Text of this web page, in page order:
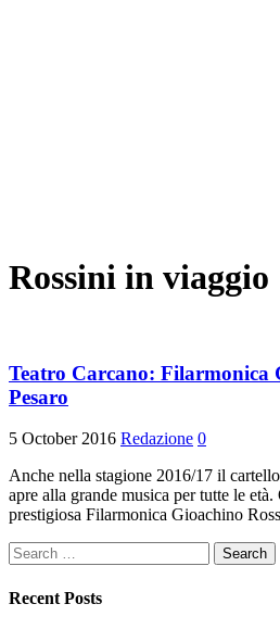
Rossini in viaggio
Teatro Carcano: Filarmonica
Pesaro
5 October 2016 Redazione 0
Anche nella stagione 2016/17 il
apre alla grande musica per tutte le età.
prestigiosa Filarmonica Gioachino
Search
for:
Recent Posts